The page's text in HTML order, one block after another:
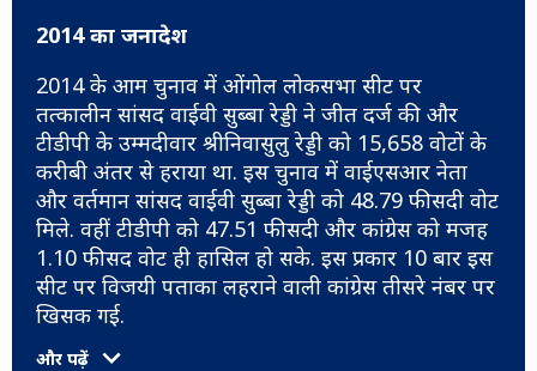
2014 का जनादेश
2014 के आम चुनाव में ओंगोल लोकसभा सीट पर
तत्कालीन सांसद वाईवी सुब्बा रेड्डी ने जीत दर्ज की और
टीडीपी के उम्मदीवार श्रीनिवासुलु रेड्डी को 15,658 वोटों के
करीबी अंतर से हराया था. इस चुनाव में वाईएसआर नेता
और वर्तमान सांसद वाईवी सुब्बा रेड्डी को 48.79 फीसदी वोट
मिले. वहीं टीडीपी को 47.51 फीसदी और कांग्रेस को मजह
1.10 फीसद वोट ही हासिल हो सके. इस प्रकार 10 बार इस
सीट पर विजयी पताका लहराने वाली कांग्रेस तीसरे नंबर पर
खिसक गई.
और पढ़ें